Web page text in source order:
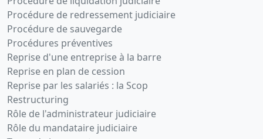
Procédure de redressement judiciaire
Procédure de sauvegarde
Procédures préventives
Reprise d'une entreprise à la barre
Reprise en plan de cession
Reprise par les salariés : la Scop
Restructuring
Rôle de l'administrateur judiciaire
Rôle du mandataire judiciaire